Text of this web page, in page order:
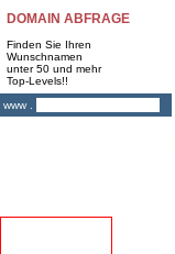
DOMAIN ABFRAGE
Finden Sie Ihren
Wunschnamen
unter 50 und mehr
Top-Levels!!
www .